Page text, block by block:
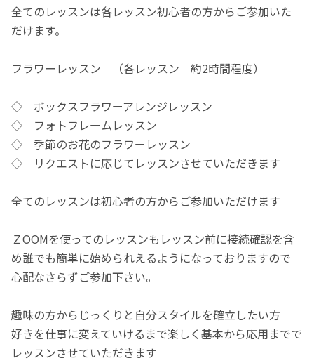
全てのレッスンは各レッスン初心者の方からご参加いた
だけます。
フラワーレッスン （各レッスン 約2時間程度）
◇ ボックスフラワーアレンジレッスン
◇ フォトフレームレッスン
◇ 季節のお花のフラワーレッスン
◇ リクエストに応じてレッスンさせていただきます
全てのレッスンは初心者の方からご参加いただけます
ＺOOMを使ってのレッスンもレッスン前に接続確認を含
め誰でも簡単に始められえるようになっておりますので
心配なさらずご参加下さい。
趣味の方からじっくりと自分スタイルを確立したい方
好きを仕事に変えていけるまで楽しく基本から応用までで
レッスンさせていただきます